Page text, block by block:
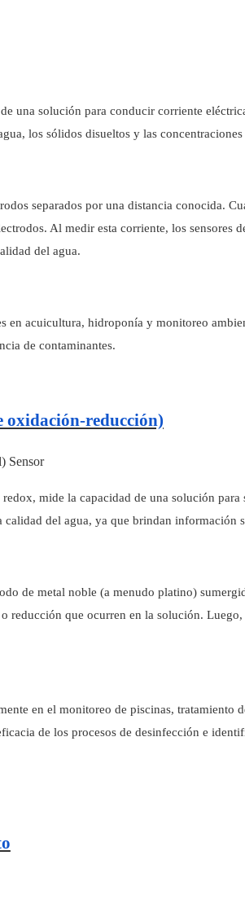
una solución para conducir corriente
los sólidos disueltos y las
separados por una distancia conocida.
Al medir esta corriente, los sensores
del agua.
en acuicultura, hidroponía y monitoreo
de contaminantes.
oxidación-reducción)
mide la capacidad de una solución
calidad del agua, ya que brindan información
de metal noble (a menudo platino)
reducción que ocurren en la solución.
en el monitoreo de piscinas, tratamiento
de los procesos de desinfección e